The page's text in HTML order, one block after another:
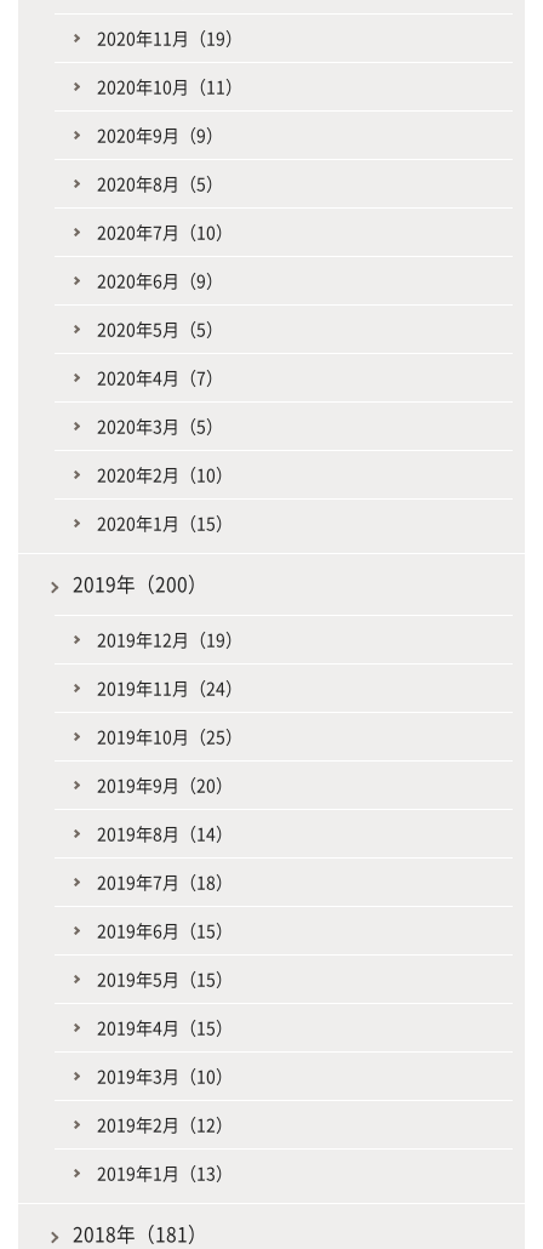
2020年11月（19）
2020年10月（11）
2020年9月（9）
2020年8月（5）
2020年7月（10）
2020年6月（9）
2020年5月（5）
2020年4月（7）
2020年3月（5）
2020年2月（10）
2020年1月（15）
2019年（200）
2019年12月（19）
2019年11月（24）
2019年10月（25）
2019年9月（20）
2019年8月（14）
2019年7月（18）
2019年6月（15）
2019年5月（15）
2019年4月（15）
2019年3月（10）
2019年2月（12）
2019年1月（13）
2018年（181）